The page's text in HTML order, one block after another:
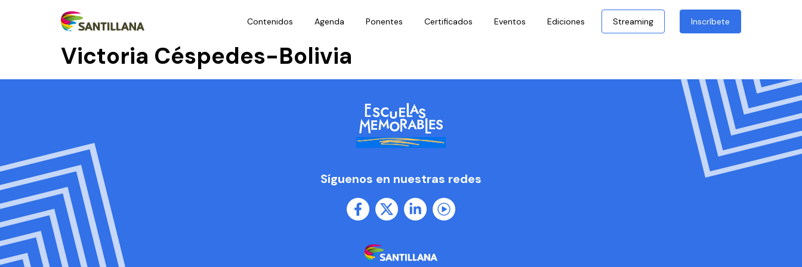
Contenidos Agenda Ponentes Certificados Eventos Ediciones Streaming Inscríbete
Victoria Céspedes-Bolivia
Síguenos en nuestras redes